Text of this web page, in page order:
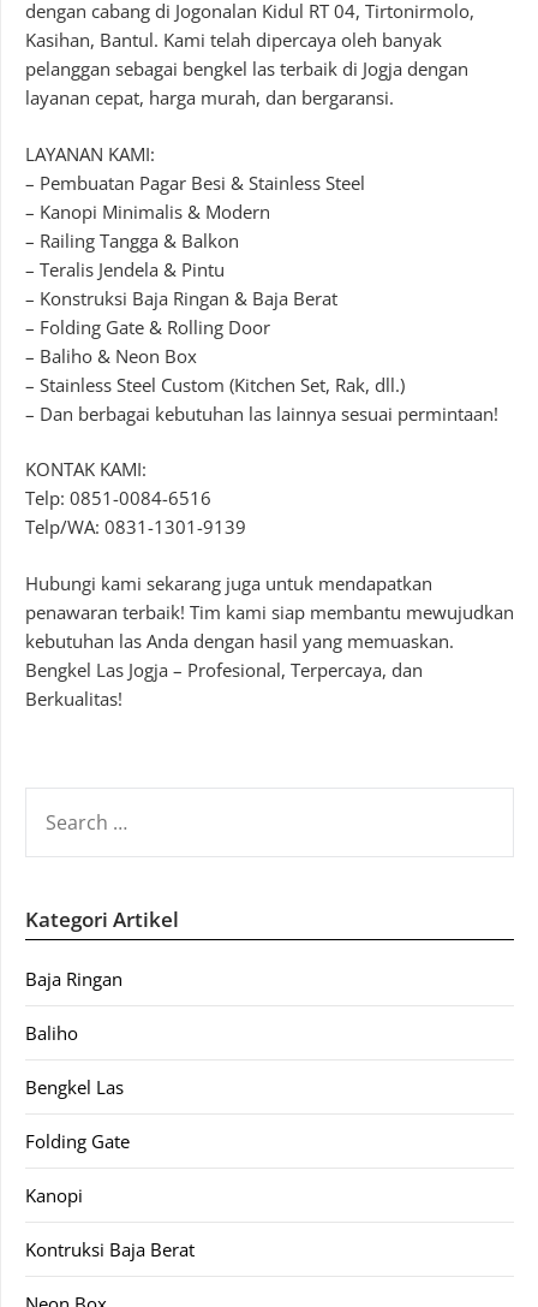
dengan cabang di Jogonalan Kidul RT 04, Tirtonirmolo,
Kasihan, Bantul. Kami telah dipercaya oleh banyak
pelanggan sebagai bengkel las terbaik di Jogja dengan
layanan cepat, harga murah, dan bergaransi.
LAYANAN KAMI:
– Pembuatan Pagar Besi & Stainless Steel
– Kanopi Minimalis & Modern
– Railing Tangga & Balkon
– Teralis Jendela & Pintu
– Konstruksi Baja Ringan & Baja Berat
– Folding Gate & Rolling Door
– Baliho & Neon Box
– Stainless Steel Custom (Kitchen Set, Rak, dll.)
– Dan berbagai kebutuhan las lainnya sesuai permintaan!
KONTAK KAMI:
Telp: 0851-0084-6516
Telp/WA: 0831-1301-9139
Hubungi kami sekarang juga untuk mendapatkan
penawaran terbaik! Tim kami siap membantu mewujudkan
kebutuhan las Anda dengan hasil yang memuaskan.
Bengkel Las Jogja – Profesional, Terpercaya, dan
Berkualitas!
FOR:
Kategori Artikel
Baja Ringan
Baliho
Bengkel Las
Folding Gate
Kanopi
Kontruksi Baja Berat